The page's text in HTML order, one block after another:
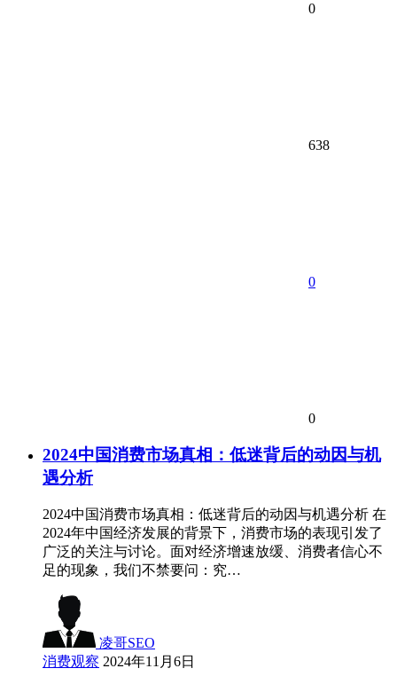
0
638
0
0
2024中国消费市场真相：低迷背后的动因与机
遇分析
2024中国消费市场真相：低迷背后的动因与机遇分析 在
2024年中国经济发展的背景下，消费市场的表现引发了
广泛的关注与讨论。面对经济增速放缓、消费者信心不
足的现象，我们不禁要问：究…
凌哥SEO
消费观察 2024年11月6日